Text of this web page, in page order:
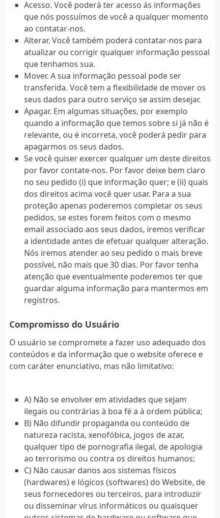
Acesso. Você poderá ter acesso ás informações
que nós possuímos de você a qualquer momento
ao contatar-nos.
Alterar. Você também poderá contatar-nos para
atualizar ou corrigir qualquer informação pessoal
que tenhamos sua.
Mover. A sua informação pessoal pode ser
transferida. Você tem a flexibilidade de mover os
seus dados para outro serviço se assim desejar.
Apagar. Em algumas situações, por exemplo
quando a informação que temos sobre si já não é
relevante, ou é incorreta, você poderá pedir para
apagarmos os seus dados.
Se você quiser exercer qualquer um deste direitos
por favor contate-nos. Por favor deixe bem claro
no seu pedido (i) que informação quer; e (ii) quais
dos direitos acima você quer usar. Para a sua
proteção apenas poderemos completar os seus
pedidos, se estes forem feitos com o mesmo
email associado aos seus dados, iremos verificar
a identidade antes de efetuar qualquer alteração.
Nós iremos atender ao seu pedido o mais breve
possível, não mais que 30 dias. Por favor tenha
atenção que eventualmente poderemos ter que
guardar alguma informação para mantermos em
registros.
Compromisso do Usuário
O usuário se compromete a fazer uso adequado dos
conteúdos e da informação que o website oferece e
com caráter enunciativo, mas não limitativo:
A) Não se envolver em atividades que sejam
ilegais ou contrárias à boa fé a à ordem pública;
B) Não difundir propaganda ou conteúdo de
natureza racista, xenofóbica, jogos de azar,
qualquer tipo de pornografia ilegal, de apologia
ao terrorismo ou contra os direitos humanos;
C) Não causar danos aos sistemas físicos
(hardwares) e lógicos (softwares) do Website, de
seus fornecedores ou terceiros, para introduzir
ou disseminar vírus informáticos ou quaisquer